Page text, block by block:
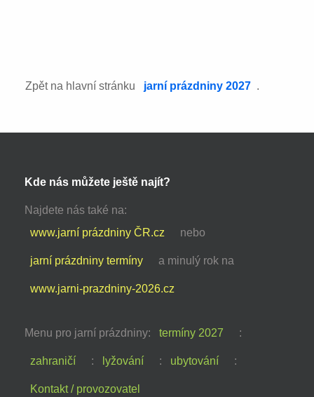
Zpět na hlavní stránku jarní prázdniny 2027 .
Kde nás můžete ještě najít?
Najdete nás také na:
www.jarní prázdniny ČR.cz
nebo
jarní prázdniny termíny a minulý rok na
www.jarni-prazdniny-2026.cz
Menu pro jarní prázdniny: termíny 2027 :
zahraničí : lyžování : ubytování :
Kontakt / provozovatel